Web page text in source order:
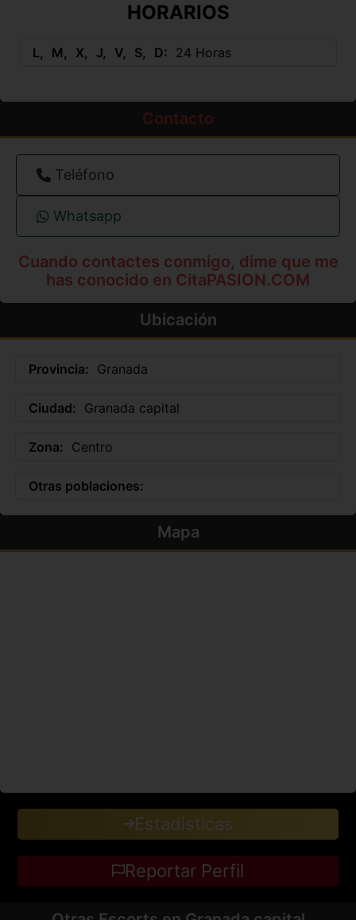
HORARIOS
L M X J V S D 24 Horas
Contacto
Teléfono
Whatsapp
Cuando contactes conmigo, dime que me
has conocido en CitaPASION.COM
Ubicación
Provincia: Granada
Ciudad: Granada capital
Zona: Centro
Otras poblaciones:
Mapa
Estadisticas
Reportar Perfil